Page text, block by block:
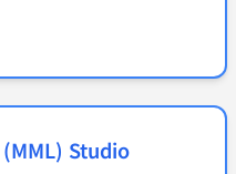
Studio